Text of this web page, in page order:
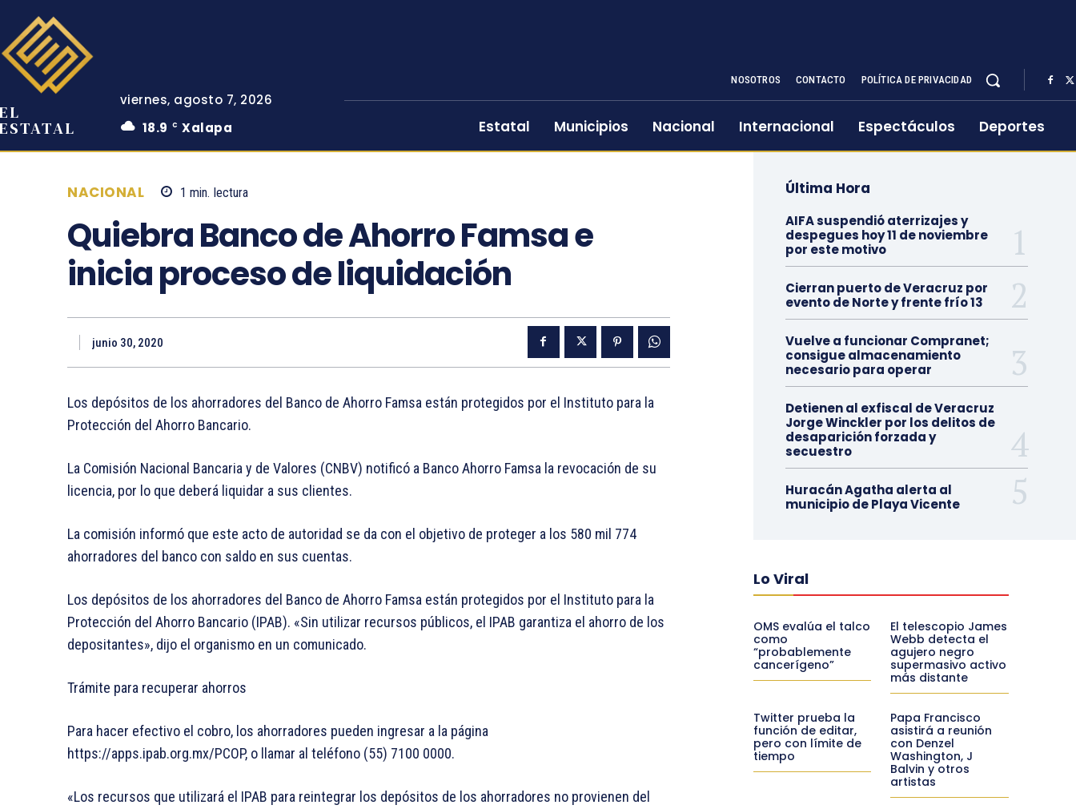
EL
ESTATAL
viernes, agosto 7, 2026
18.9
C Xalapa
NOSOTROS CONTACTO POLÍTICA DE PRIVACIDAD
Estatal Municipios Nacional Internacional Espectáculos Deportes
NACIONAL 1 min. lectura
Quiebra Banco de Ahorro Famsa e
inicia proceso de liquidación
junio 30, 2020
Los depósitos de los ahorradores del Banco de Ahorro Famsa están protegidos por el Instituto para la
Protección del Ahorro Bancario.
La Comisión Nacional Bancaria y de Valores (CNBV) notificó a Banco Ahorro Famsa la revocación de su
licencia, por lo que deberá liquidar a sus clientes.
La comisión informó que este acto de autoridad se da con el objetivo de proteger a los 580 mil 774
ahorradores del banco con saldo en sus cuentas.
Los depósitos de los ahorradores del Banco de Ahorro Famsa están protegidos por el Instituto para la
Protección del Ahorro Bancario (IPAB). «Sin utilizar recursos públicos, el IPAB garantiza el ahorro de los
depositantes», dijo el organismo en un comunicado.
Trámite para recuperar ahorros
Para hacer efectivo el cobro, los ahorradores pueden ingresar a la página
https://apps.ipab.org.mx/PCOP, o llamar al teléfono (55) 7100 0000.
«Los recursos que utilizará el IPAB para reintegrar los depósitos de los ahorradores no provienen del
Última Hora
AIFA suspendió aterrizajes y
despegues hoy 11 de noviembre
por este motivo
Cierran puerto de Veracruz por
evento de Norte y frente frío 13
Vuelve a funcionar Compranet;
consigue almacenamiento
necesario para operar
Detienen al exfiscal de Veracruz
Jorge Winckler por los delitos de
desaparición forzada y
secuestro
Huracán Agatha alerta al
municipio de Playa Vicente
Lo Viral
OMS evalúa el talco
como
“probablemente
cancerígeno”
El telescopio James
Webb detecta el
agujero negro
supermasivo activo
más distante
Twitter prueba la
función de editar,
pero con límite de
tiempo
Papa Francisco
asistirá a reunión
con Denzel
Washington, J
Balvin y otros
artistas